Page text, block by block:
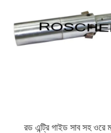
রড এন্ট্রি গাইড সাব সহ ওরে